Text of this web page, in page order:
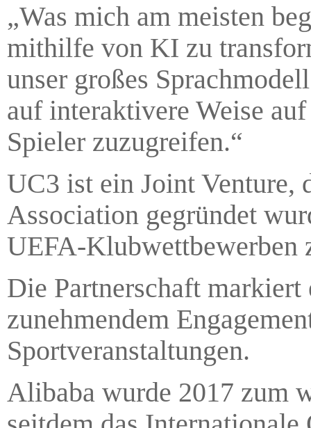
„Was mich am meisten
mithilfe von KI zu
unser großes
auf interaktivere Weise
Spieler zuzugreifen.“
UC3 ist ein Joint Venture,
Association gegründet
UEFA-Klubwettbewerben
Die Partnerschaft
zunehmendem
Sportveranstaltungen.
Alibaba wurde 2017 zum